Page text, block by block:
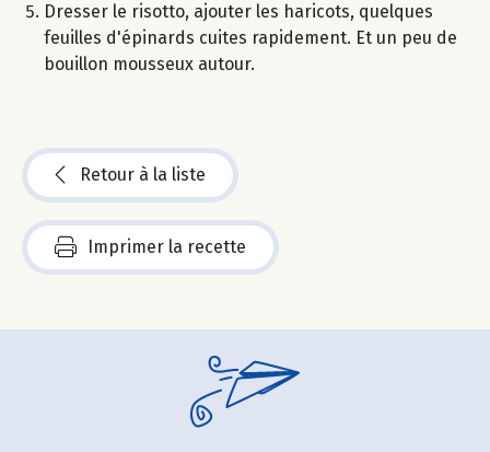
Dresser le risotto, ajouter les haricots, quelques
feuilles d'épinards cuites rapidement. Et un peu de
bouillon mousseux autour.
Retour à la liste
Imprimer la recette